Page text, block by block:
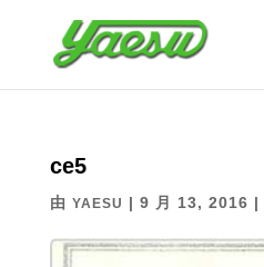
ce5
由 YAESU | 9 月 13, 2016 |